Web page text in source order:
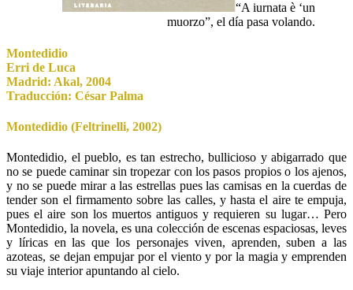
“A iurnata è ‘un
muorzo”, el día pasa volando.
Montedidio
Erri de Luca
Madrid: Akal, 2004
Traducción: César Palma
Montedidio (Feltrinelli, 2002)
Montedidio, el pueblo, es tan estrecho, bullicioso y abigarrado que
no se puede caminar sin tropezar con los pasos propios o los ajenos,
y no se puede mirar a las estrellas pues las camisas en la cuerdas de
tender son el firmamento sobre las calles, y hasta el aire te empuja,
pues el aire son los muertos antiguos y requieren su lugar… Pero
Montedidio, la novela, es una colección de escenas espaciosas, leves
y líricas en las que los personajes viven, aprenden, suben a las
azoteas, se dejan empujar por el viento y por la magia y emprenden
su viaje interior apuntando al cielo.